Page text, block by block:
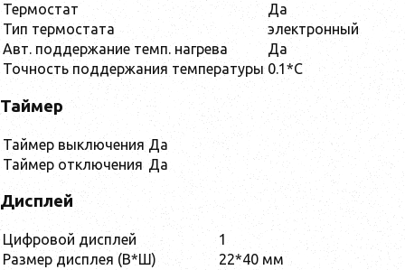
Термостат
Да
Тип термостата
электронный
Авт. поддержание темп. нагрева
Да
Точность поддержания температуры 0.1*С
Таймер
Таймер выключения Да
Таймер отключения Да
Дисплей
Цифровой дисплей
1
Размер дисплея (В*Ш)
22*40 мм